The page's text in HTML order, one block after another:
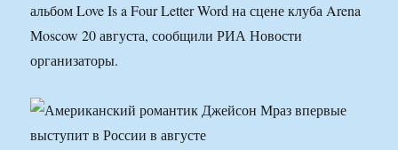
альбом Love Is a Four Letter Word на сцене клуба Arena
Moscow 20 августа, сообщили РИА Новости
организаторы.